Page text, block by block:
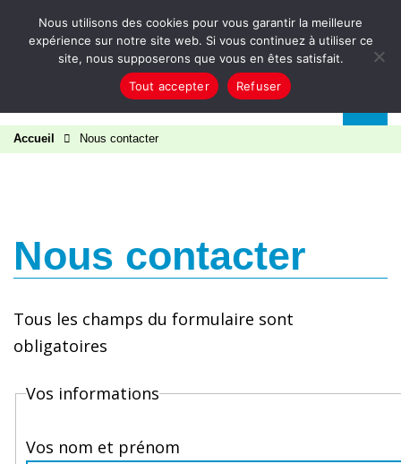
Aller au contenu
Accueil Nous contacter
Nous contacter
Tous les champs du formulaire sont
obligatoires
Vos informations
Vos nom et prénom
Nous utilisons des cookies pour vous garantir la meilleure
expérience sur notre site web. Si vous continuez à utiliser ce
site, nous supposerons que vous en êtes satisfait.
Tout accepter
Refuser